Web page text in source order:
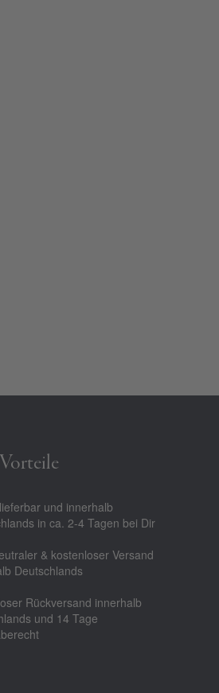
und innerhalb
in ca. 2-4 Tagen bei Dir
& kostenloser Versand
Deutschlands
Rückversand innerhalb
und 14 Tage